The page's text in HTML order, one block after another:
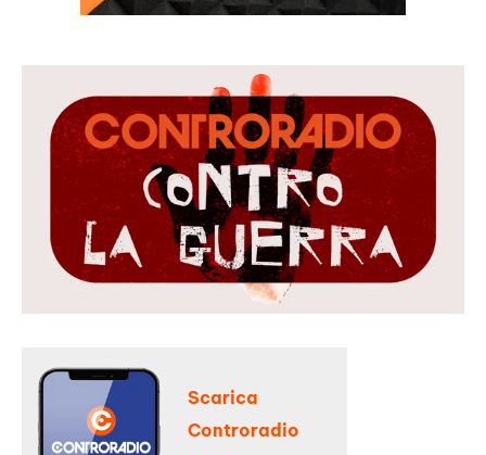
Scarica
Controradio